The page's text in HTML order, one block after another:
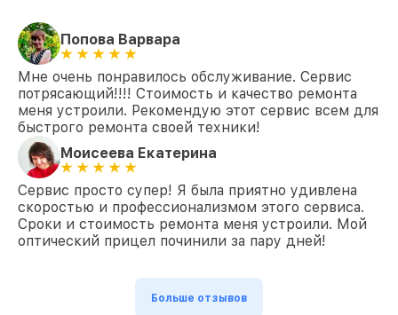
Попова Варвара
Мне очень понравилось обслуживание. Сервис
потрясающий!!!! Стоимость и качество ремонта
меня устроили. Рекомендую этот сервис всем для
быстрого ремонта своей техники!
Моисеева Екатерина
Сервис просто супер! Я была приятно удивлена
скоростью и профессионализмом этого сервиса.
Сроки и стоимость ремонта меня устроили. Мой
оптический прицел починили за пару дней!
Больше отзывов